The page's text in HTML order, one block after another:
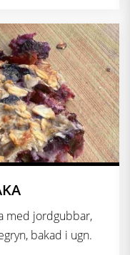
med jordgubbar,
bakad i ugn.